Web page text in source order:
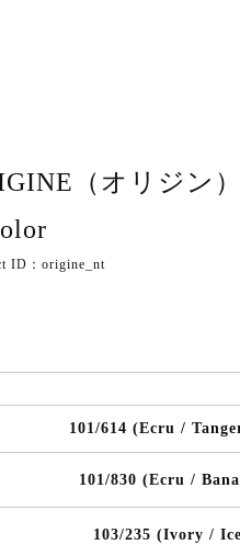
（オリジン
ID：origine_nt
101/614 (Ecru /
101/830 (Ecru /
103/235 (Ivory /